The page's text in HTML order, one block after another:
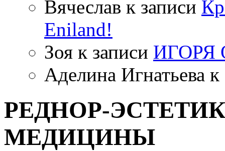
Вячеслав к записи
Eniland!
Зоя к записи ИГОРЯ
Аделина Игнатьева к
РЕДНОР-
МЕДИЦИНЫ